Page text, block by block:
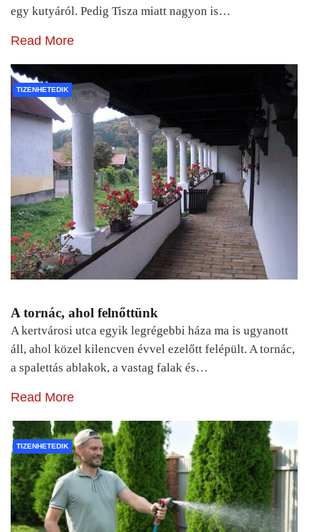
egy kutyáról. Pedig Tisza miatt nagyon is…
Read More
TIZENHETEDIK
A tornác, ahol felnőttünk
A kertvárosi utca egyik legrégebbi háza ma is ugyanott
áll, ahol közel kilencven évvel ezelőtt felépült. A tornác,
a spalettás ablakok, a vastag falak és…
Read More
TIZENHETEDIK